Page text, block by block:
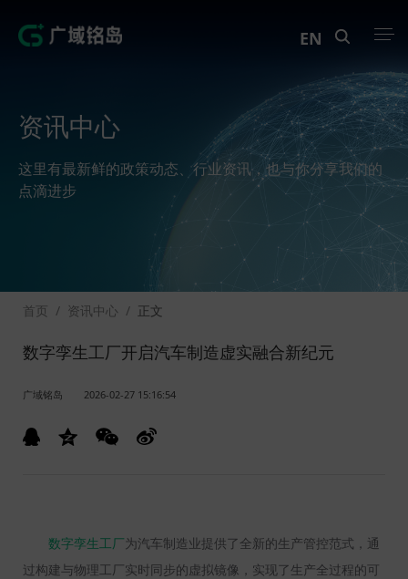
解决方案
案例中心
EN
资讯中心
这里有最新鲜的政策动态、行业资讯，也与你分享我们的
点滴进步
首页 / 资讯中心 / 正文
数字孪生工厂开启汽车制造虚实融合新纪元
广域铭岛 2026-02-27 15:16:54
数字孪生工厂 为汽车制造业提供了全新的生产管控范式，通
过构建与物理工厂实时同步的虚拟镜像，实现了生产全过程的可